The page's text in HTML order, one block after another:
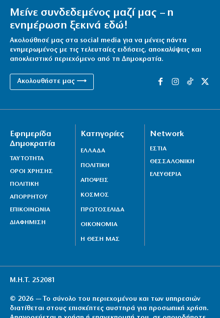
Μείνε συνδεδεμένος μαζί μας – η
ενημέρωση ξεκινά εδώ!
Ακολούθησέ μας στα social media για να μένεις πάντα
ενημερωμένος με τις τελευταίες ειδήσεις, αποκαλύψεις και
αποκλειστικό περιεχόμενο από τη Δημοκρατία.
Ακολουθήστε μας ⟶
Εφημερίδα
Δημοκρατία
ΤΑΥΤΟΤΗΤΑ
ΟΡΟΙ ΧΡΗΣΗΣ
ΠΟΛΙΤΙΚΗ
ΑΠΟΡΡΗΤΟΥ
ΕΠΙΚΟΙΝΩΝΙΑ
ΔΙΑΦΗΜΙΣΗ
Κατηγορίες
ΕΛΛΑΔΑ
ΠΟΛΙΤΙΚΗ
ΑΠΟΨΕΙΣ
ΚΟΣΜΟΣ
ΠΡΩΤΟΣΕΛΙΔΑ
ΟΙΚΟΝΟΜΙΑ
Η ΘΕΣΗ ΜΑΣ
Network
ΕΣΤΙΑ
ΘΕΣΣΑΛΟΝΙΚΗ
ΕΛΕΥΘΕΡΙΑ
Μ.Η.Τ. 252081
© 2026 — Το σύνολο του περιεχομένου και των υπηρεσιών
διατίθεται στους επισκέπτες αυστηρά για προσωπική χρήση.